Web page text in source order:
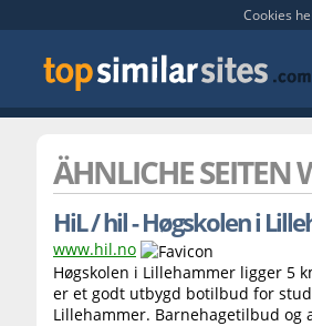
Cookies
ÄHNLICHE SEITEN
HiL / hil - Høgskolen i
www.hil.no
Høgskolen i Lillehammer ligger 5
er et godt utbygd botilbud for
Lillehammer. Barnehagetilbud og